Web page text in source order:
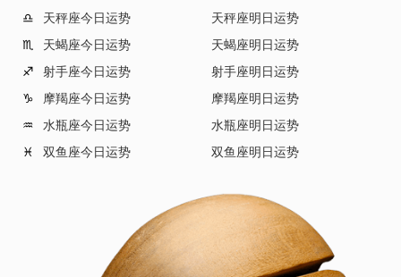
♎
天秤座今日运势
天秤座明日运势
♏
天蝎座今日运势
天蝎座明日运势
♐
射手座今日运势
射手座明日运势
♑
摩羯座今日运势
摩羯座明日运势
♒
水瓶座今日运势
水瓶座明日运势
♓
双鱼座今日运势 双鱼座明日运势